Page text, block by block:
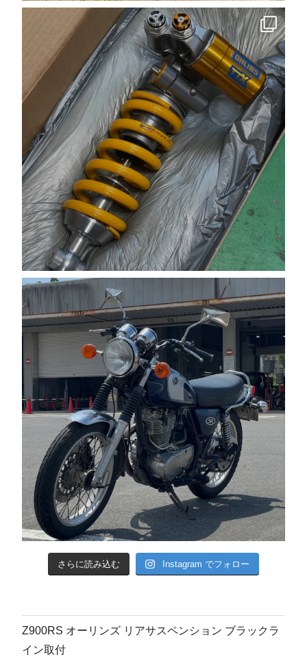
さらに読み込む Instagram でフォロー
Z900RS オーリンズ リアサスペンション ブラックラ
イン取付